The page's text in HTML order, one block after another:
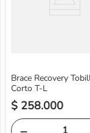
Brace Recovery
Corto T-L
$ 258.000